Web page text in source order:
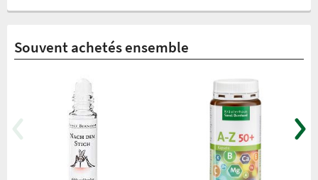
Souvent achetés ensemble